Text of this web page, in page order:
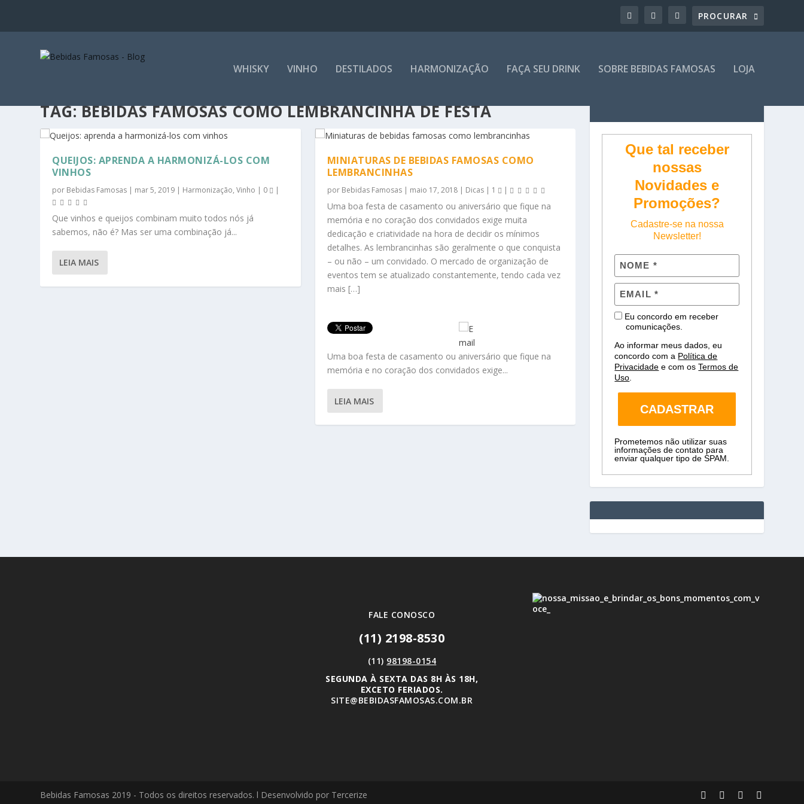
WHISKY VINHO DESTILADOS HARMONIZAÇÃO FAÇA SEU DRINK SOBRE BEBIDAS FAMOSAS LOJA
TAG:BEBIDAS FAMOSAS COMO LEMBRANCINHA DE FESTA
QUEIJOS: APRENDA A HARMONIZÁ-LOS COM
VINHOS
por Bebidas Famosas | mar 5, 2019 | Harmonização,Vinho | 0 |
Que vinhos e queijos combinam muito todos nós já
sabemos, não é? Mas ser uma combinação já...
LEIA MAIS
MINIATURAS DE BEBIDAS FAMOSAS COMO
LEMBRANCINHAS
por Bebidas Famosas| maio 17, 2018| Dicas| 1 |
Uma boa festa de casamento ou aniversário que fique na
memória e no coração dos convidados exige muita
dedicação e criatividade na hora de decidir os mínimos
detalhes. As lembrancinhas são geralmente o que conquista
– ou não – um convidado. O mercado de organização de
eventos tem se atualizado constantemente, tendo cada vez
mais […]
Uma boa festa de casamento ou aniversário que fique na
memória e no coração dos convidados exige...
LEIA MAIS
Que tal receber
nossas
Novidades e
Promoções?
Cadastre-se na nossa
Newsletter!
Eu concordo em receber
comunicações.
Ao informar meus dados, eu
concordo com a Política de
Privacidade e com osTermos de
Uso
CADASTRAR
Prometemos não utilizar suas
informações de contato para
enviar qualquer tipo de SPAM.
FALE CONOSCO
(11) 2198-8530
(11) 98198-0154
SEGUNDA À SEXTA DAS 8H ÀS 18H,
EXCETO FERIADOS.
SITE@BEBIDASFAMOSAS.COM.BR
Bebidas Famosas 2019 - Todos os direitos reservados. l Desenvolvido por Tercerize